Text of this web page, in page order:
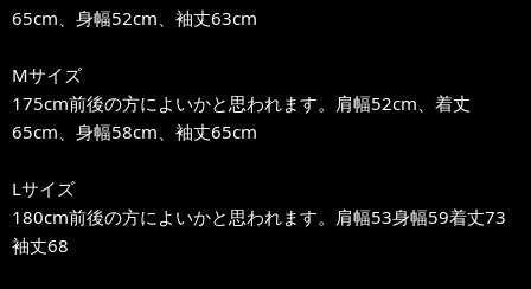
65cm、身幅52cm、袖丈63cm
Mサイズ
175cm前後の方によいかと思われます。肩幅52cm、着丈
65cm、身幅58cm、袖丈65cm
Lサイズ
180cm前後の方によいかと思われます。肩幅53身幅59着丈73
袖丈68